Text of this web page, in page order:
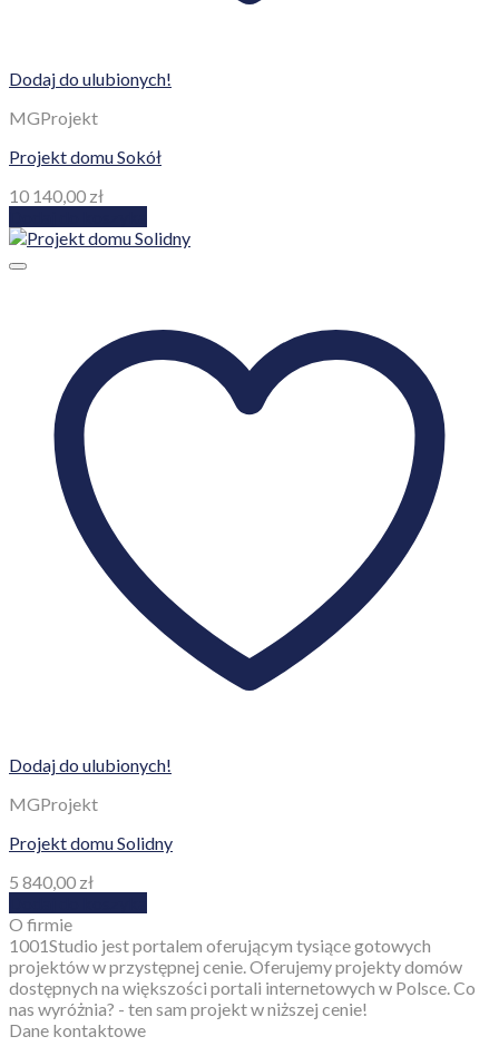
Dodaj do ulubionych!
MGProjekt
Projekt domu Sokół
10 140,00 zł
Dodaj do ulubionych!
MGProjekt
Projekt domu Solidny
5 840,00 zł
O firmie
1001Studio jest portalem oferującym tysiące gotowych
projektów w przystępnej cenie. Oferujemy projekty domów
dostępnych na większości portali internetowych w Polsce. Co
nas wyróżnia? - ten sam projekt w niższej cenie!
Dane kontaktowe